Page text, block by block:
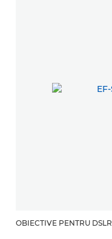
OBIECTIVE PENTRU DSLR